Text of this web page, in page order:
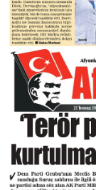
ÇEVRE
RESMI İLANLAR
E-GAZETE
CANLI YAYIN